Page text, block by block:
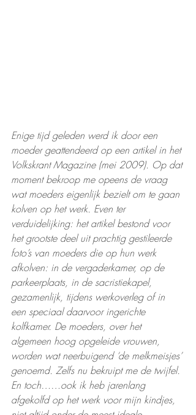
Enige tijd geleden werd ik door een
moeder geattendeerd op een artikel in het
Volkskrant Magazine (mei 2009). Op dat
moment bekroop me opeens de vraag
wat moeders eigenlijk bezielt om te gaan
kolven op het werk. Even ter
verduidelijking: het artikel bestond voor
het grootste deel uit prachtig gestileerde
foto’s van moeders die op hun werk
afkolven: in de vergaderkamer, op de
parkeerplaats, in de sacristiekapel,
gezamenlijk, tijdens werkoverleg of in
een speciaal daarvoor ingerichte
kolfkamer. De moeders, over het
algemeen hoog opgeleide vrouwen,
worden wat neerbuigend ‘de melkmeisjes’
genoemd. Zelfs nu bekruipt me de twijfel.
En toch……ook ik heb jarenlang
afgekolfd op het werk voor mijn kindjes,